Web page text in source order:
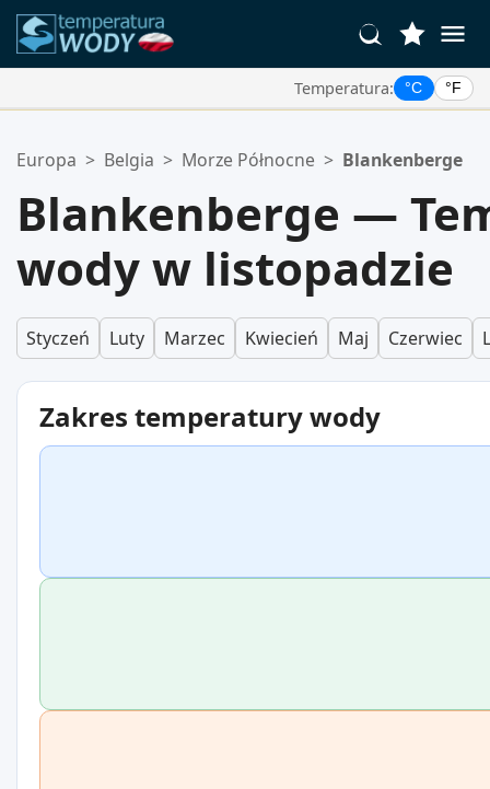
Temperatura: °C °F
Twoja lista ulubionych jest pusta.
Europa > Belgia > Morze Północne > Blankenberge
Blankenberge —
wody w listopadzie
Styczeń Luty Marzec Kwiecień Maj Czerwiec
Zakres temperatury wody